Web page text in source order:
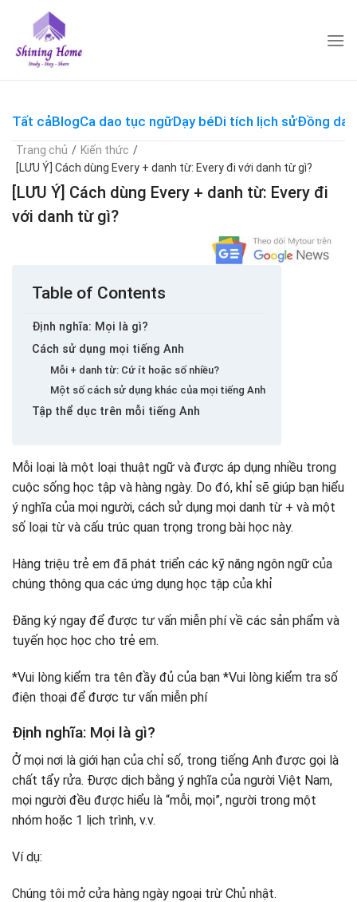
content
Tất cảBlogCa dao tục ngữDạy béDi tích lịch sửĐồng dao
Trang chủ / Kiến thức /
[LƯU Ý] Cách dùng Every + danh từ: Every đi với danh từ gì?
[LƯU Ý] Cách dùng Every + danh từ: Every đi
với danh từ gì?
Table of Contents
Định nghĩa: Mọi là gì?
Cách sử dụng mọi tiếng Anh
Mỗi + danh từ: Cứ ít hoặc số nhiều?
Một số cách sử dụng khác của mọi tiếng Anh
Tập thể dục trên mỗi tiếng Anh
Mỗi loại là một loại thuật ngữ và được áp dụng nhiều trong
cuộc sống học tập và hàng ngày. Do đó, khỉ sẽ giúp bạn hiểu
ý nghĩa của mọi người, cách sử dụng mọi danh từ + và một
số loại từ và cấu trúc quan trọng trong bài học này.
Hàng triệu trẻ em đã phát triển các kỹ năng ngôn ngữ của
chúng thông qua các ứng dụng học tập của khỉ
Đăng ký ngay để được tư vấn miễn phí về các sản phẩm và
tuyến học học cho trẻ em.
*Vui lòng kiểm tra tên đầy đủ của bạn *Vui lòng kiểm tra số
điện thoại để được tư vấn miễn phí
Định nghĩa: Mọi là gì?
Ở mọi nơi là giới hạn của chỉ số, trong tiếng Anh được gọi là
chất tẩy rửa. Được dịch bằng ý nghĩa của người Việt Nam,
mọi người đều được hiểu là “mỗi, mọi”, người trong một
nhóm hoặc 1 lịch trình, v.v.
Ví dụ:
Chúng tôi mở cửa hàng ngày ngoại trừ Chủ nhật.